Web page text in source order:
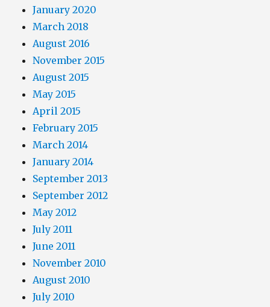
January 2020
March 2018
August 2016
November 2015
August 2015
May 2015
April 2015
February 2015
March 2014
January 2014
September 2013
September 2012
May 2012
July 2011
June 2011
November 2010
August 2010
July 2010